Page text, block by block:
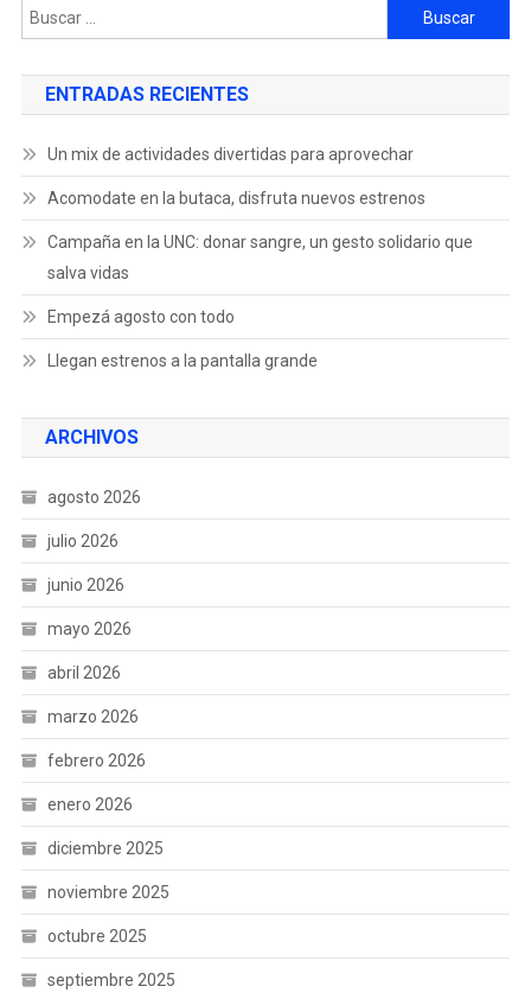
ENTRADAS RECIENTES
Un mix de actividades divertidas para aprovechar
Acomodate en la butaca, disfruta nuevos estrenos
Campaña en la UNC: donar sangre, un gesto solidario que
salva vidas
Empezá agosto con todo
Llegan estrenos a la pantalla grande
ARCHIVOS
agosto 2026
julio 2026
junio 2026
mayo 2026
abril 2026
marzo 2026
febrero 2026
enero 2026
diciembre 2025
noviembre 2025
octubre 2025
septiembre 2025